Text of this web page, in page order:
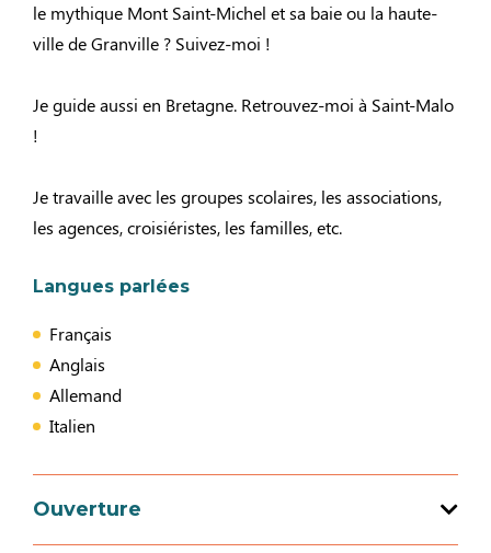
le mythique Mont Saint-Michel et sa baie ou la haute-
ville de Granville ? Suivez-moi !
Je guide aussi en Bretagne. Retrouvez-moi à Saint-Malo
!
Je travaille avec les groupes scolaires, les associations,
les agences, croisiéristes, les familles, etc.
Langues parlées
Français
Anglais
Allemand
Italien
Ouverture